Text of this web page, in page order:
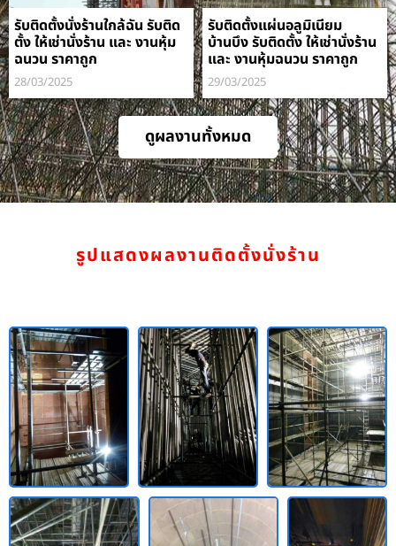
รับติดตั้งนั่งร้านใกล้ฉัน รับติด
ตั้ง ให้เช่านั่งร้าน และ งานหุ้ม
ฉนวน ราคาถูก
28/03/2025
รับติดตั้งแผ่นอลูมิเนียม
บ้านบึง รับติดตั้ง ให้เช่านั่งร้าน
และ งานหุ้มฉนวน ราคาถูก
29/03/2025
ดูผลงานทั้งหมด
รูปแสดงผลงานติดตั้งนั่งร้าน